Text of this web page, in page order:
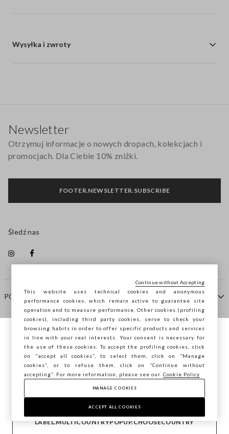
Wysyłka i zwroty
POMOC
FIRMA
KONTAKTY
Newsletter
Otrzymuj informacje o nowych dropach, kolekcjach i
promocjach. Dla Ciebie 10% zniżki.
FOOTER.NEWSLETTER.SUBSCRIBE
Śledź nas
Copyright © Ovs S.p.A. P.Iva 04240010274 - Cap. Soc.
290.923.470 -2.4.0
Przeglądasz STEFANEL Italia, chcesz
zapisać swoją lokalizację?
POTWIERDŹ
LABEL.MULTICOUNTRYPOPUP.CHOOSECOUNTRY
footer.item.country Polska
This website uses technical cookies and anonymous
performance cookies, which remain active to guarantee site
operation and to measure performance. Other cookies (profiling
cookies), including third party cookies, serve to check your
browsing habits in order to offer specific products and services
in line with your real interests. Your consent is necessary for
the use of these cookies. To accept the profiling cookies, click
on "accept all cookies”, to select them, click on “Manage
cookies”, or to refuse them, click on “Continue without
accepting”. For more information, please see our Cookie Policy
MANAGE COOKIES
ACCEPT ALL COOKIES
Continue without Accepting